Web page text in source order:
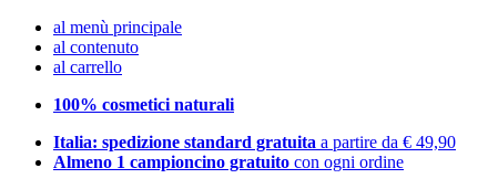
al menù principale
al contenuto
al carrello
100% cosmetici naturali
Italia: spedizione standard gratuita a partire da € 49,90
Almeno 1 campioncino gratuito con ogni ordine